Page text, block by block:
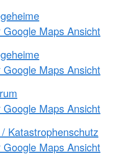
Google Maps Ansicht
Google Maps Ansicht
Google Maps Ansicht
Katastrophenschutz
Google Maps Ansicht